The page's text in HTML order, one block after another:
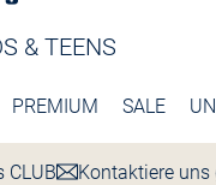
& TEENS
PREMIUM SALE
CLUB Kontaktiere uns